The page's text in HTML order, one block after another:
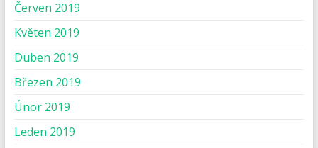
Červen 2019
Květen 2019
Duben 2019
Březen 2019
Únor 2019
Leden 2019